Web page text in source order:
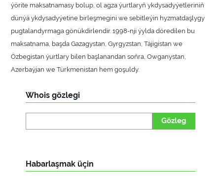
ýörite maksatnamasy bolup, ol agza ýurtlaryň ykdysadyýetleriniň
dünýä ykdysadyýetine birleşmegini we sebitleýin hyzmatdaşlygy
pugtalandyrmaga gönükdirlendir. 1998-nji ýylda döredilen bu
maksatnama, başda Gazagystan, Gyrgyzstan, Täjigistan we
Özbegistan ýurtlary bilen başlanandan soňra, Owganystan,
Azerbaýjan we Türkmenistan hem goşuldy.
Whois gözlegi
Gözleg
Habarlaşmak üçin